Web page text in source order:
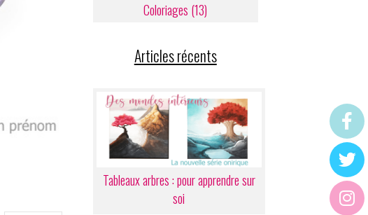
Coloriages (13)
Articles récents
Tableaux arbres : pour apprendre sur
soi